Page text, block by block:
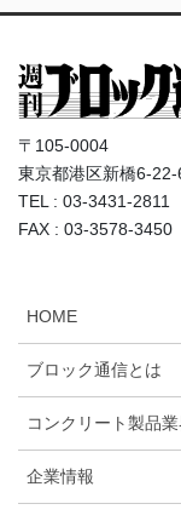
〒105-0004
東京都港区新橋6-
TEL : 03-3431-2811
FAX : 03-3578-3450
HOME
ブロック通信とは
コンクリート製品
企業情報